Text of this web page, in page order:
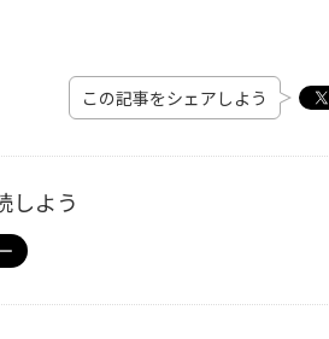
この記事をシェアしよう
しよう